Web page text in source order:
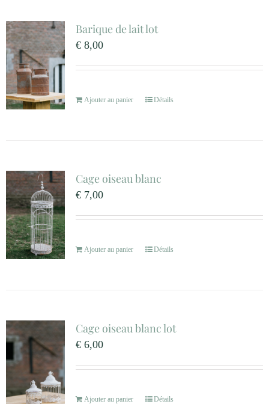
Barique de lait lot
€8,00
Ajouter au panier Détails
Cage oiseau blanc
€7,00
Ajouter au panier Détails
Cage oiseau blanc lot
€6,00
Ajouter au panier Détails